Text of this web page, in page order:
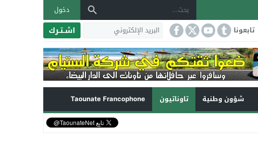
دخول
تابعونا اشـتـرك
شؤون وطنية تاوناتيون
Taounate Francophone